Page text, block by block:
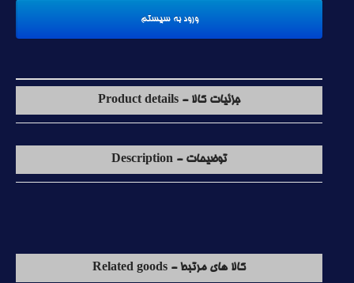
جزئیات کالا - Product details
توضیحات - Description
کالا های مرتبط - Related goods